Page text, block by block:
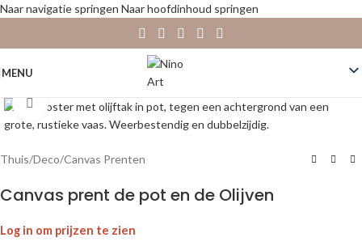
Naar navigatie springen Naar hoofdinhoud springen
MENU
Klik om te vergroten
Thuis/Deco/Canvas Prenten
Canvas prent de pot en de Olijven
Log in om prijzen te zien